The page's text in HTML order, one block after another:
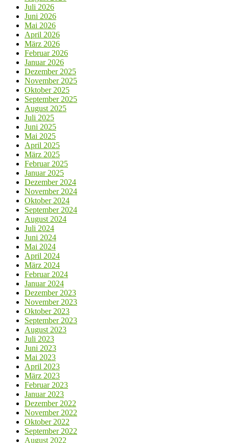
Juli 2026
Juni 2026
Mai 2026
April 2026
März 2026
Februar 2026
Januar 2026
Dezember 2025
November 2025
Oktober 2025
September 2025
August 2025
Juli 2025
Juni 2025
Mai 2025
April 2025
März 2025
Februar 2025
Januar 2025
Dezember 2024
November 2024
Oktober 2024
September 2024
August 2024
Juli 2024
Juni 2024
Mai 2024
April 2024
März 2024
Februar 2024
Januar 2024
Dezember 2023
November 2023
Oktober 2023
September 2023
August 2023
Juli 2023
Juni 2023
Mai 2023
April 2023
März 2023
Februar 2023
Januar 2023
Dezember 2022
November 2022
Oktober 2022
September 2022
August 2022